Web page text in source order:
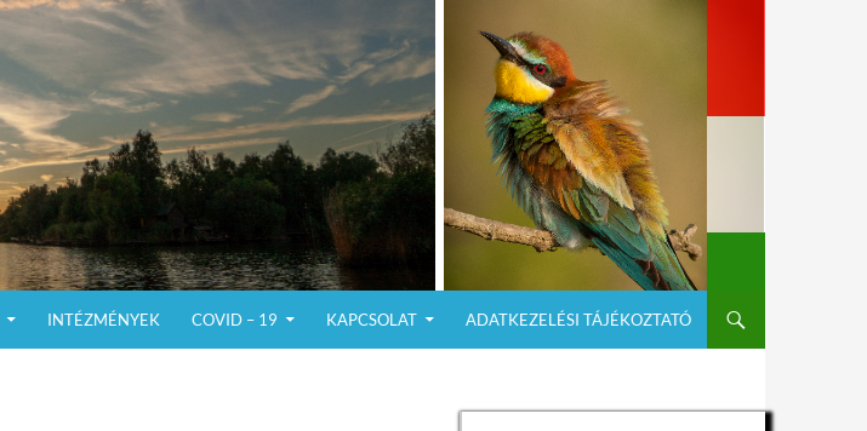
INTÉZMÉNYEK COVID – 19 KAPCSOLAT ADATKEZELÉSI TÁJÉKOZTATÓ